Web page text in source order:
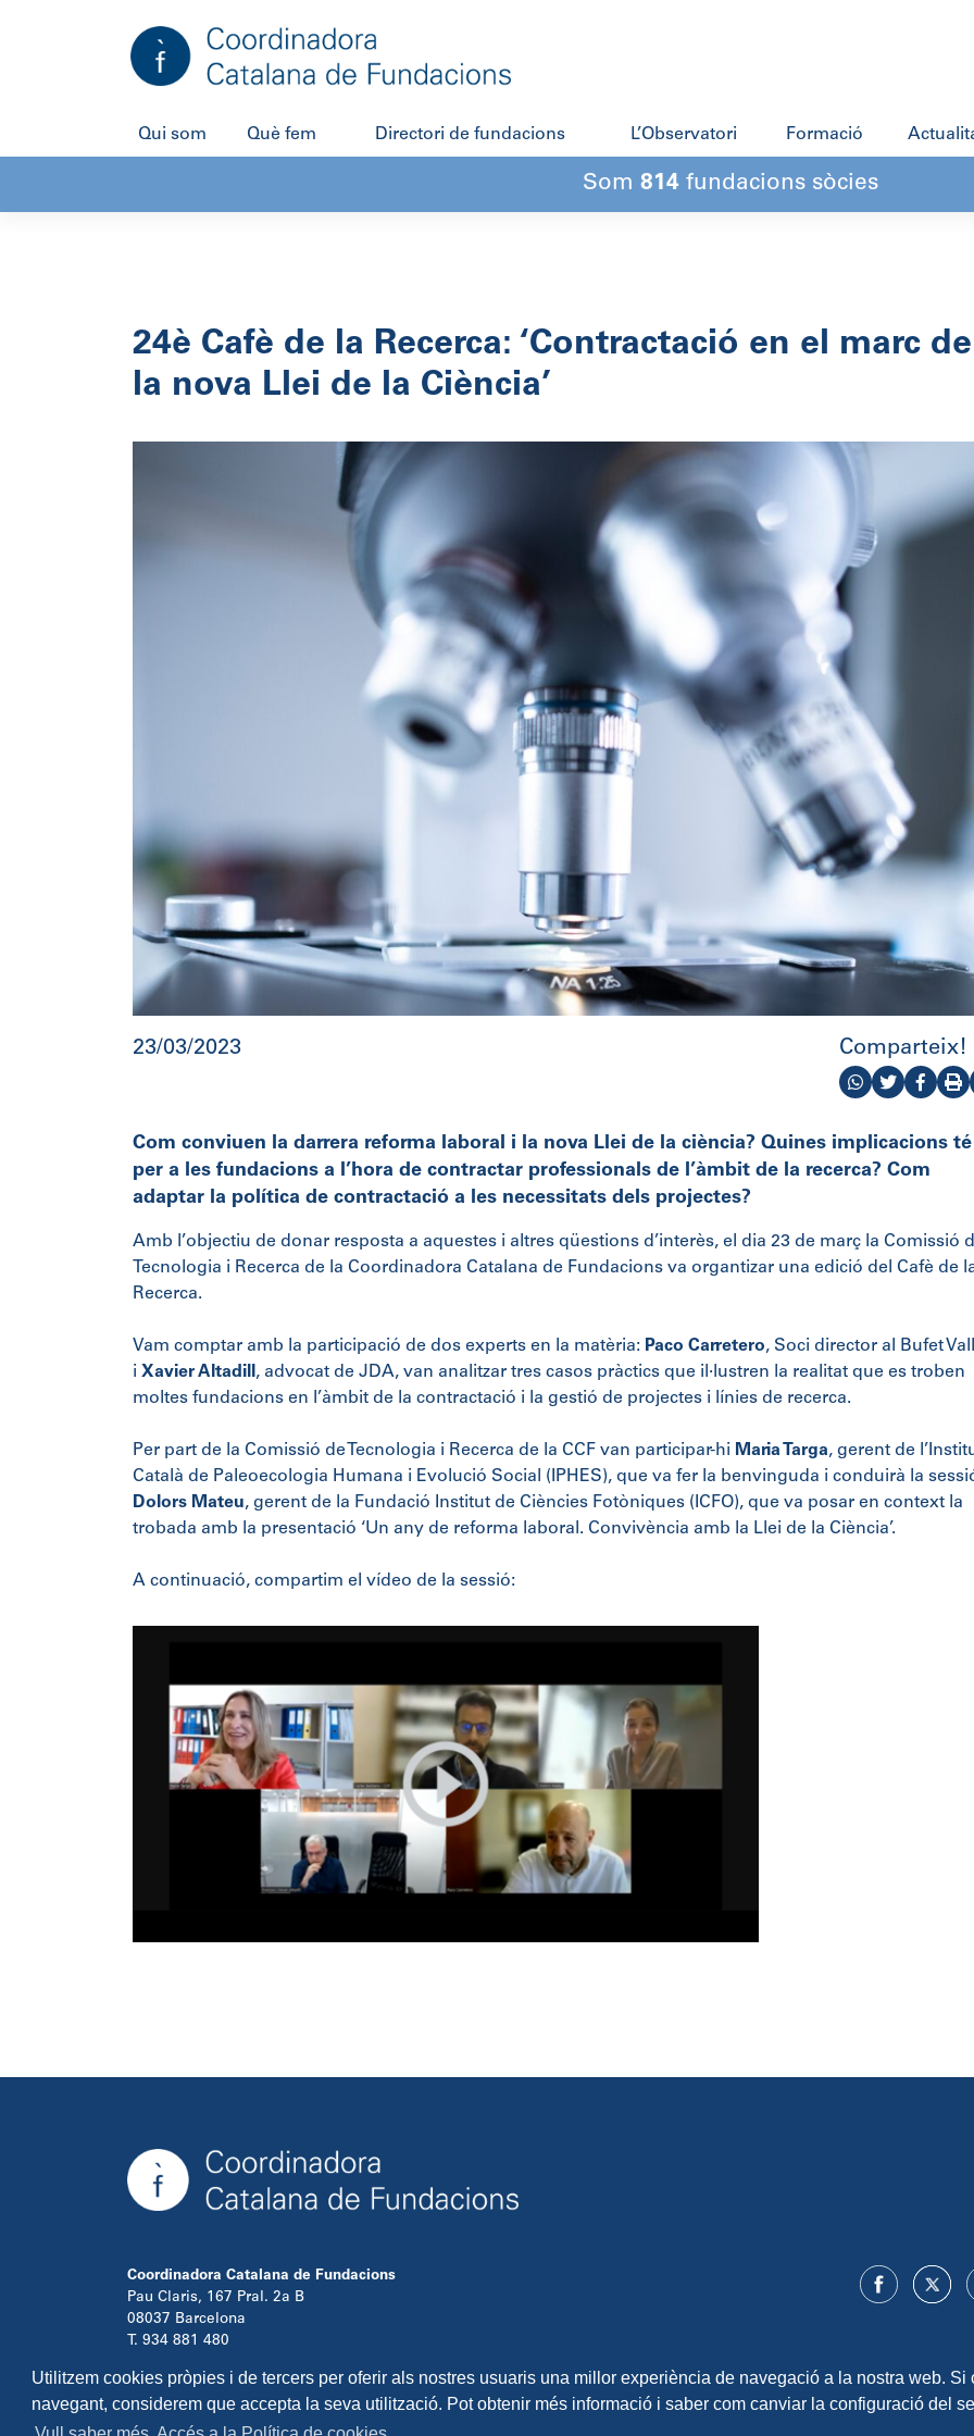
Utilitzem cookies pròpies i de tercers per oferir als nostres usuaris una millor experiència de navegació a la nostra web.
navegant, considerem que accepta la seva utilització. Pot obtenir més informació i saber com canviar la configuració del
Qui som Què fem Directori de fundacions L’Observatori Formació
Som 814 fundacions sòcies
24è Cafè de la Recerca: ‘Contractació en el marc de
la nova Llei de la Ciència’
23/03/2023 Comparteix!
Com conviuen la darrera reforma laboral i la nova Llei de la ciència? Quines implicacions té
per a les fundacions a l’hora de contractar professionals de l’àmbit de la recerca? Com
adaptar la política de contractació a les necessitats dels projectes?
Amb l’objectiu de donar resposta a aquestes i altres qüestions d’interès, el dia 23 de març la Comissió
Tecnologia i Recerca de la Coordinadora Catalana de Fundacions va organtizar una edició del Cafè de
Recerca.
Vam comptar amb la participació de dos experts en la matèria: Paco Carretero, Soci director al Bufet
i Xavier Altadill, advocat de JDA, van analitzar tres casos pràctics que il·lustren la realitat que es troben
moltes fundacions en l’àmbit de la contractació i la gestió de projectes i línies de recerca.
Per part de la Comissió de Tecnologia i Recerca de la CCF van participar-hi Maria Targa, gerent de
Català de Paleoecologia Humana i Evolució Social (IPHES), que va fer la benvinguda i conduirà la
Dolors Mateu, gerent de la Fundació Institut de Ciències Fotòniques (ICFO), que va posar en context la
trobada amb la presentació ‘Un any de reforma laboral. Convivència amb la Llei de la Ciència’.
A continuació, compartim el vídeo de la sessió:
Coordinadora Catalana de Fundacions
Pau Claris, 167 Pral. 2a B
08037 Barcelona
T. 934 881 480